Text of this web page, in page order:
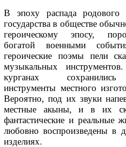
В эпоху распада родового
государства в обществе
героическому эпосу,
богатой военными
героические поэмы пели
музыкальных
курганах сохранились
инструменты местного
Вероятно, под их звуки
местные акыны, и в их
фантастические и реальные
любовно воспроизведены в
изделиях.